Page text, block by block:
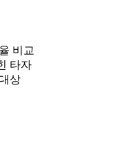
비교
타자
상